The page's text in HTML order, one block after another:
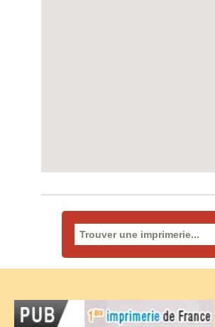
Rechercher